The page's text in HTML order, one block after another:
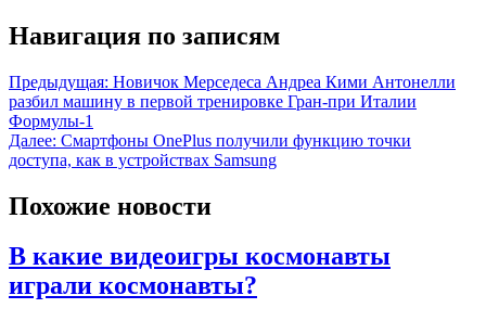
Навигация по записям
Предыдущая: Новичок Мерседеса Андреа Кими Антонелли
разбил машину в первой тренировке Гран-при Италии
Формулы-1
Далее: Смартфоны OnePlus получили функцию точки
доступа, как в устройствах Samsung
Похожие новости
В какие видеоигры космонавты
играли космонавты?